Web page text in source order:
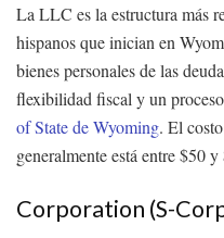
La LLC es la estructura más
hispanos que inician en
bienes personales de las
flexibilidad fiscal y un
of State de Wyoming. El
generalmente está entre $50 y
Corporation (S-